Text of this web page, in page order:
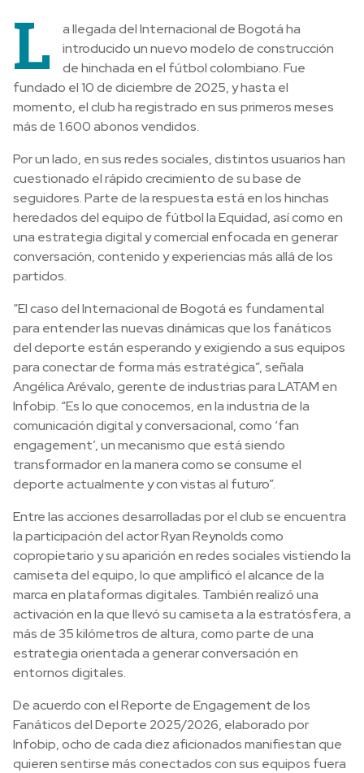
L
a llegada del Internacional de Bogotá ha
introducido un nuevo modelo de construcción
de hinchada en el fútbol colombiano. Fue
fundado el 10 de diciembre de 2025, y hasta el
momento, el club ha registrado en sus primeros meses
más de 1.600 abonos vendidos.
Por un lado, en sus redes sociales, distintos usuarios han
cuestionado el rápido crecimiento de su base de
seguidores. Parte de la respuesta está en los hinchas
heredados del equipo de fútbol la Equidad, así como en
una estrategia digital y comercial enfocada en generar
conversación, contenido y experiencias más allá de los
partidos.
“El caso del Internacional de Bogotá es fundamental
para entender las nuevas dinámicas que los fanáticos
del deporte están esperando y exigiendo a sus equipos
para conectar de forma más estratégica”, señala
Angélica Arévalo, gerente de industrias para LATAM en
Infobip. “Es lo que conocemos, en la industria de la
comunicación digital y conversacional, como ‘fan
engagement’, un mecanismo que está siendo
transformador en la manera como se consume el
deporte actualmente y con vistas al futuro”.
Entre las acciones desarrolladas por el club se encuentra
la participación del actor Ryan Reynolds como
copropietario y su aparición en redes sociales vistiendo la
camiseta del equipo, lo que amplificó el alcance de la
marca en plataformas digitales. También realizó una
activación en la que llevó su camiseta a la estratósfera, a
más de 35 kilómetros de altura, como parte de una
estrategia orientada a generar conversación en
entornos digitales.
De acuerdo con el Reporte de Engagement de los
Fanáticos del Deporte 2025/2026, elaborado por
Infobip, ocho de cada diez aficionados manifiestan que
quieren sentirse más conectados con sus equipos fuera